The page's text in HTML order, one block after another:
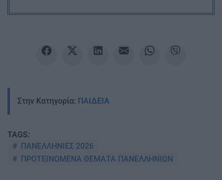
Στην Κατηγορία: ΠΑΙΔΕΙΑ
TAGS:
ΠΑΝΕΛΛΗΝΙΕΣ 2026
ΠΡΟΤΕΙΝΟΜΕΝΑ ΘΕΜΑΤΑ ΠΑΝΕΛΛΗΝΙΩΝ